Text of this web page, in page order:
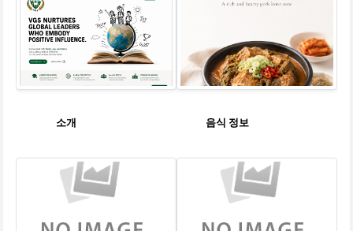
소개 음식 정보